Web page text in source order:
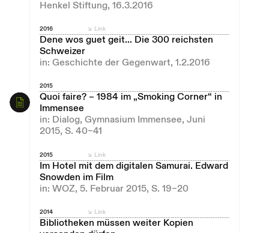
Henkel Stiftung, 16.3.2016
2016
Dene wos guet geit… Die 300 reichsten
Schweizer
in: Geschichte der Gegenwart, 1.2.2016
Link
2015
Quoi faire? – 1984 im „Smoking Corner“ in
Immensee
in: Dialog, Gymnasium Immensee, Juni
2015, S. 40–41
2015
Im Hotel mit dem digitalen Samurai. Edward
Snowden im Film
in: WOZ, 5. Februar 2015, S. 19–20
Link
2014
Bibliotheken müssen weiter Kopien
Link